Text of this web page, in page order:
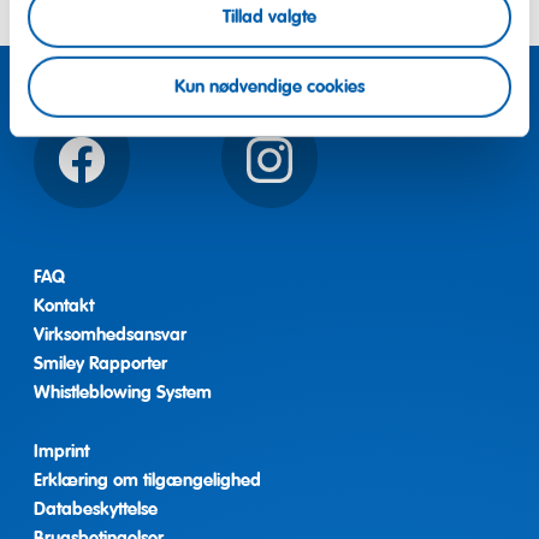
Tillad valgte
Kun nødvendige cookies
Facebook Instagram
FAQ
Kontakt
Virksomhedsansvar
Smiley Rapporter
Whistleblowing System
Imprint
Erklæring om tilgængelighed
Databeskyttelse